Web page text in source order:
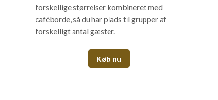
forskellige størrelser kombineret med
caféborde, så du har plads til grupper af
forskelligt antal gæster.
Køb nu